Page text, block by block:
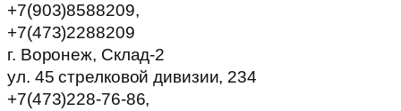
+7(903)8588209,
+7(473)2288209
г. Воронеж, Склад-2
ул. 45 стрелковой дивизии, 234
+7(473)228-76-86,